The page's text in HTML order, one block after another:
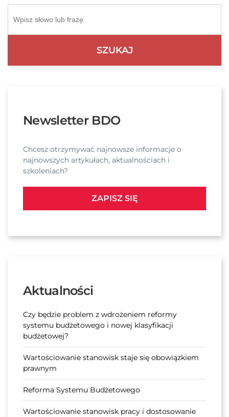
Newsletter BDO
Chcesz otrzymywać najnowsze informacje o
najnowszych artykułach, aktualnościach i
szkoleniach?
ZAPISZ SIĘ
Aktualności
Czy będzie problem z wdrożeniem reformy
systemu budżetowego i nowej klasyfikacji
budżetowej?
Wartościowanie stanowisk staje się obowiązkiem
prawnym
Reforma Systemu Budżetowego
Wartościowanie stanowisk pracy i dostosowanie